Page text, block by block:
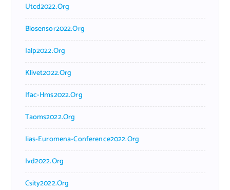
Utcd2022.org
Biosensor2022.org
Ialp2022.org
Klivet2022.org
Ifac-Hms2022.org
Taoms2022.org
Iias-Euromena-Conference2022.org
Ivd2022.org
Csity2022.org